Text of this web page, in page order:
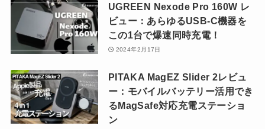
UGREEN Nexode Pro 160W レ
ビュー：あらゆるUSB-C機器を
この1台で爆速同時充電！
2024年2月17日
PITAKA MagEZ Slider 2レビュ
ー：モバイルバッテリー活用でき
るMagSafe対応充電ステーショ
ン